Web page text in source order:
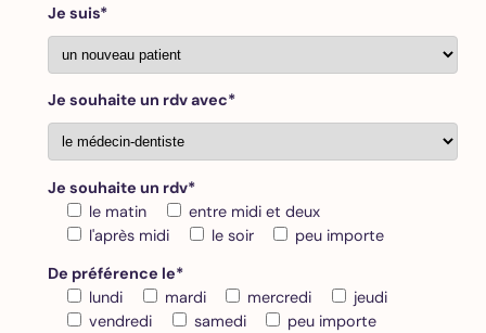
Je suis*
Je souhaite un rdv avec*
Je souhaite un rdv*
le matin
entre midi et deux
l'après midi
le soir
peu importe
De préférence le*
lundi
mardi mercredi
jeudi
vendredi
samedi peu importe